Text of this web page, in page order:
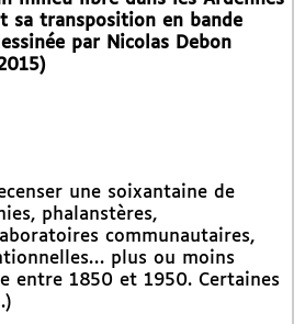
sa transposition en bande
par Nicolas Debon
une soixantaine de
phalanstères,
communautaires,
plus ou moins
entre 1850 et 1950. Certaines